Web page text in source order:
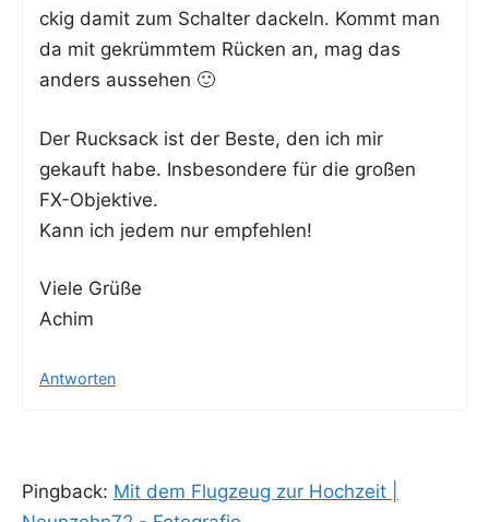
ckig damit zum Schal­ter dackeln. Kommt man
da mit gekrümm­tem Rücken an, mag das
anders aussehen 🙂
Der Ruck­sack ist der Bes­te, den ich mir
gekauft habe. Ins­be­son­de­re für die gro­ßen
FX-Objektive.
Kann ich jedem nur empfehlen!
Vie­le Grüße
Achim
Antworten
Pingback: Mit dem Flugzeug zur Hochzeit |